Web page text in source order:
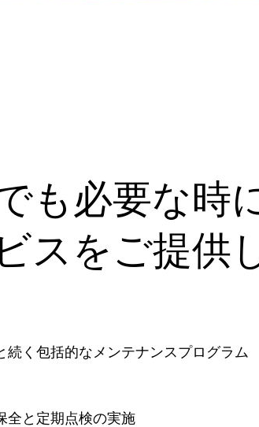
も必要な時
スをご提供
続く包括的なメンテナンスプログラム
全と定期点検の実施